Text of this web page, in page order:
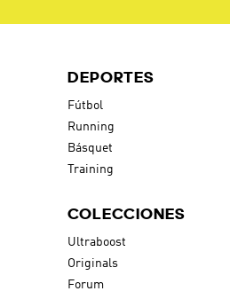
DEPORTES
Fútbol
Running
Básquet
Training
COLECCIONES
Ultraboost
Originals
Forum